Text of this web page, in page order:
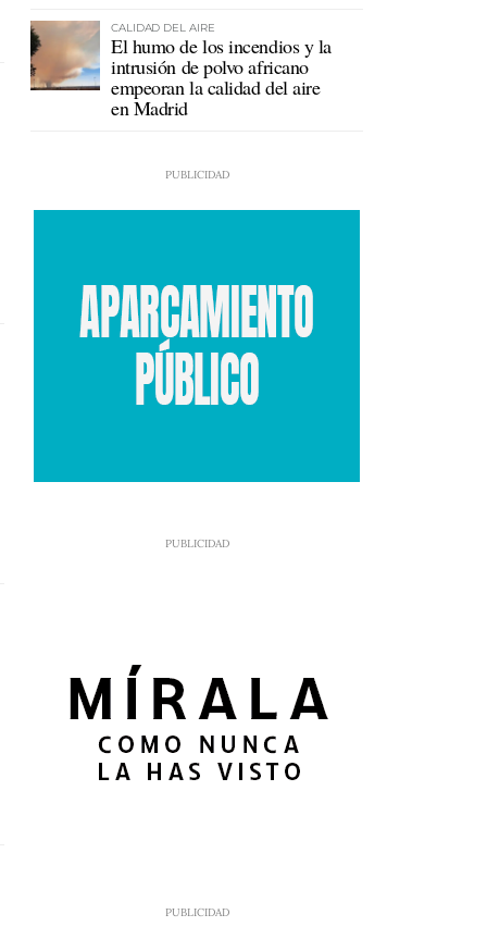
CALIDAD DEL AIRE
El humo de los incendios y la
intrusión de polvo africano
empeoran la calidad del aire
en Madrid